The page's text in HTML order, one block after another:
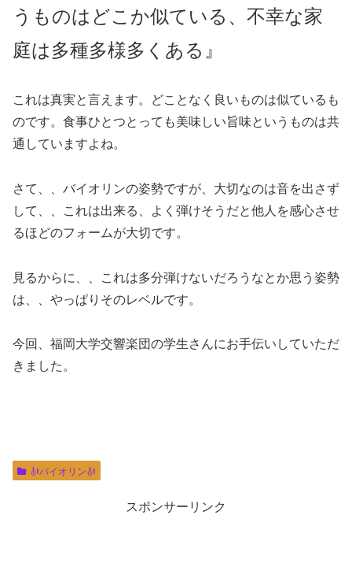
うものはどこか似ている、不幸な家
庭は多種多様多くある』
これは真実と言えます。どことなく良いものは似ているも
のです。食事ひとつとっても美味しい旨味というものは共
通していますよね。
さて、、バイオリンの姿勢ですが、大切なのは音を出さず
して、、これは出来る、よく弾けそうだと他人を感心させ
るほどのフォームが大切です。
見るからに、、これは多分弾けないだろうなとか思う姿勢
は、、やっぱりそのレベルです。
今回、福岡大学交響楽団の学生さんにお手伝いしていただ
きました。
🎻バイオリン🎻
スポンサーリンク